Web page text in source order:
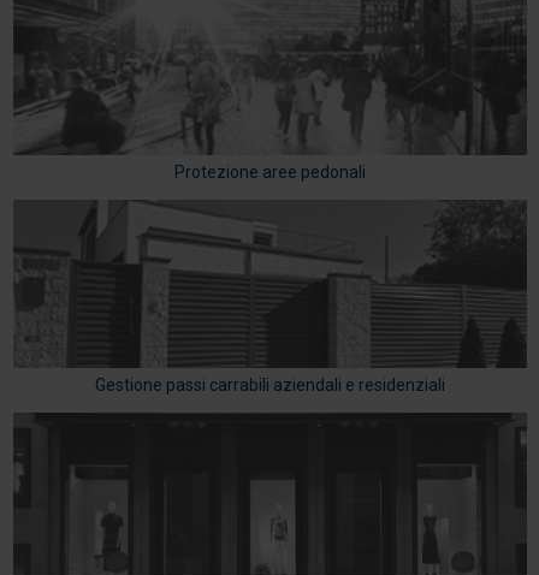
Protezione aree pedonali
Gestione passi carrabili aziendali e residenziali